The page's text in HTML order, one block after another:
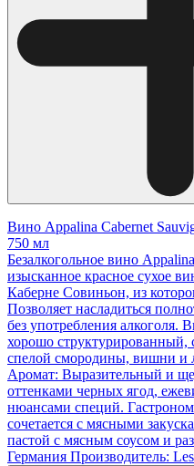
Вино Appalina Cabernet
750 мл
Безалкогольное вино
изысканное красное сухое
Каберне Совиньон, из
Позволяет насладиться
без употребления
хорошо
спелой смородины, вишни и
Аромат: Выразительный и
оттенками черных ягод,
нюансами специй.
сочетается с мясными
пастой с мясным соусом и
Германия Производитель: